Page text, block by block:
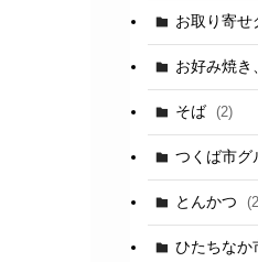
お取り寄せ
お好み焼き
そば (2)
つくば市グ
とんかつ
ひたちなか